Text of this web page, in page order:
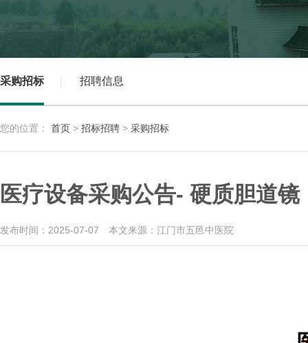
采购招标 招聘信息
您的位置： 首页 > 招标招聘 > 采购招标
医疗设备采购公告- 硬质胆道镜
发布时间：2025-07-07 本文来源：江门市五邑中医院